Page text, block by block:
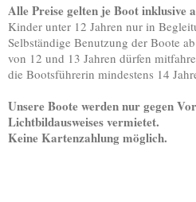
Alle Preise gelten je Boot inklusive
Kinder unter 12 Jahren nur in
Selbständige Benutzung der Boote
von 12 und 13 Jahren dürfen
die Bootsführerin mindestens 14
Unsere Boote werden nur gegen
Lichtbildausweises vermietet.
Keine Kartenzahlung möglich.